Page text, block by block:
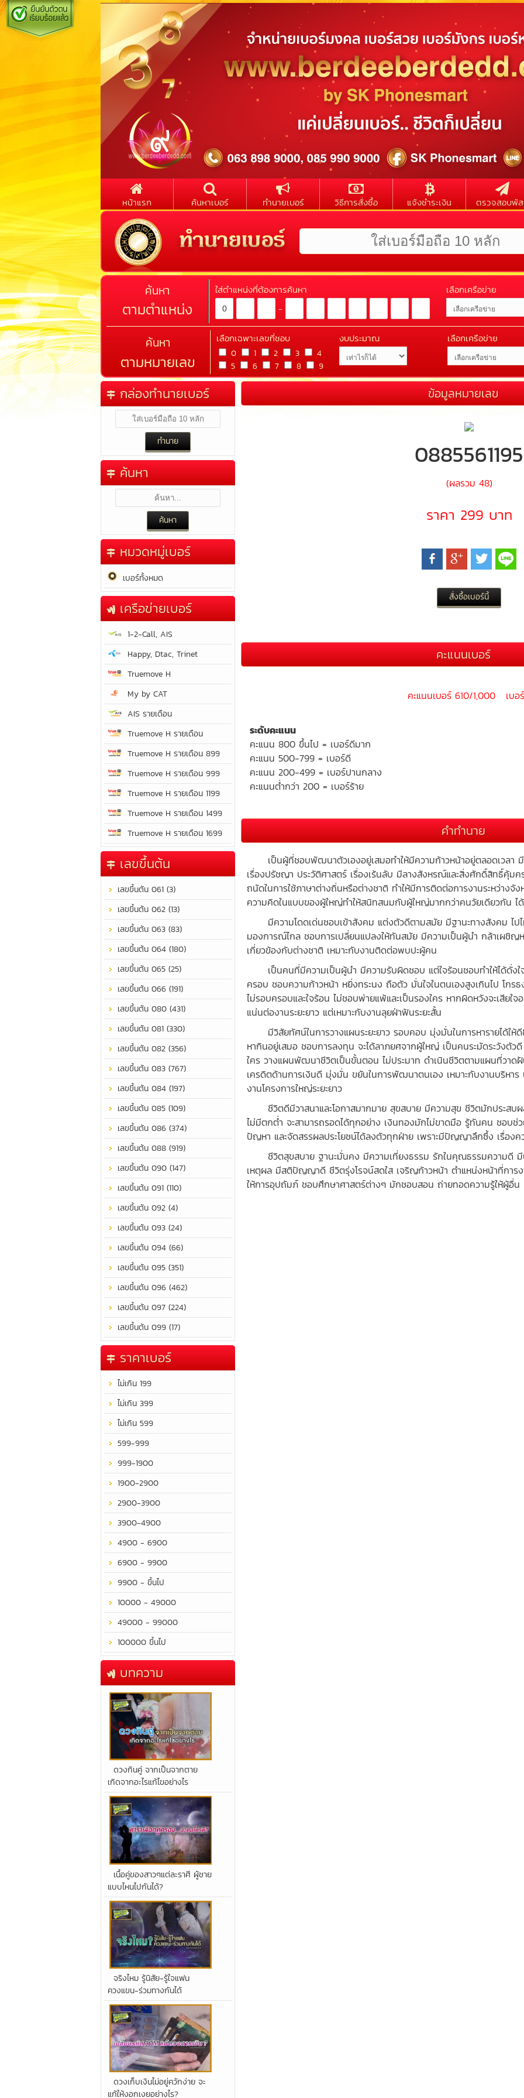
หน้าแรก ค้นหาเบอร์ ทำนายเบอร์ วิธีการสั่งซื้อ แจ้งชำระเงิน ตรวจสอบพั
ค้นหา
ตามตำแหน่ง
ใส่ตำแหน่งที่ต้องการค้นหา
-
เลือกเครือข่าย
ค้นหา
ตามหมายเลข
เลือกเฉพาะเลขที่ชอบ
0 1 2 3
4
5
6 7 8 9
งบประมาณ เลือกเครือข่าย
กล่องทำนายเบอร์
ค้นหา
หมวดหมู่เบอร์
เบอร์ทั้งหมด
เครือข่ายเบอร์
1-2-Call, AIS
Happy, Dtac, Trinet
Truemove H
My by CAT
AIS รายเดือน
Truemove H รายเดือน
Truemove H รายเดือน 899
Truemove H รายเดือน 999
Truemove H รายเดือน 1199
Truemove H รายเดือน 1499
Truemove H รายเดือน 1699
เลขขึ้นต้น
เลขขึ้นต้น 061 (3)
เลขขึ้นต้น 062 (13)
เลขขึ้นต้น 063 (83)
เลขขึ้นต้น 064 (180)
เลขขึ้นต้น 065 (25)
เลขขึ้นต้น 066 (191)
เลขขึ้นต้น 080 (431)
เลขขึ้นต้น 081 (330)
เลขขึ้นต้น 082 (356)
เลขขึ้นต้น 083 (767)
เลขขึ้นต้น 084 (197)
เลขขึ้นต้น 085 (109)
เลขขึ้นต้น 086 (374)
เลขขึ้นต้น 088 (919)
เลขขึ้นต้น 090 (147)
เลขขึ้นต้น 091 (110)
เลขขึ้นต้น 092 (4)
เลขขึ้นต้น 093 (24)
เลขขึ้นต้น 094 (66)
เลขขึ้นต้น 095 (351)
เลขขึ้นต้น 096 (462)
เลขขึ้นต้น 097 (224)
เลขขึ้นต้น 099 (17)
ราคาเบอร์
ไม่เกิน 199
ไม่เกิน 399
ไม่เกิน 599
599-999
999-1900
1900-2900
2900-3900
3900-4900
4900 - 6900
6900 - 9900
9900 - ขึ้นไป
10000 - 49000
49000 - 99000
100000 ขึ้นไป
บทความ
​ดวงกินคู่ จากเป็นจากตาย
เกิดจากอะไรแก้ไขอย่างไร
เนื้อคู่ของสาวๆแต่ละราศี ผู้ชาย
แบบไหนไปกันได้?
จริงไหม รู้นิสัย-รู้ใจแฟน
ควงแขน-ร่วมทางกันได้
ดวงเก็บเงินไม่อยู่ควักง่าย จะ
แก้ให้งอกเงยอย่างไร?
ข้อมูลหมายเลข
0885561195
(ผลรวม 48)
ราคา 299 บาท
คะแนนเบอร์
คะแนนเบอร์ 610/1,000 เบอ
ระดับคะแนน
คะแนน 800 ขึ้นไป = เบอร์ดีมาก
คะแนน 500-799 = เบอร์ดี
คะแนน 200-499 = เบอร์ปานกลาง
คะแนนต่ำกว่า 200 = เบอร์ร้าย
คำทำนาย
เป็นผู้ที่ชอบพัฒนาตัวเองอยู่เสมอทำให้มีความก้าวหน้าอยู่ตลอดเวลา
เรื่องปรัชญา ประวัติศาสตร์ เรื่องเร้นลับ มีลางสังหรณ์และสิ่งศักดิ์สิทธิ์คุ้ม
ถนัดในการใช้ภาษาต่างถิ่นหรือต่างชาติ ทำให้มีการติดต่อการงานระหว่าง
ความคิดในแบบของผู้ใหญ่ทำให้สนิทสนมกับผู้ใหญ่มากกว่าคนวัยเดียวกัน ไ
มีความโดดเด่นชอบเข้าสังคม แต่งตัวดีตามสมัย มีฐานะทางสังคม ไป
มองการณ์ไกล ชอบการเปลี่ยนแปลงให้ทันสมัย มีความเป็นผู้นำ กล้าเผ
เกี่ยวข้องกับต่างชาติ เหมาะกับงานติดต่อพบปะผู้คน
เป็นคนที่มีความเป็นผู้นำ มีความรับผิดชอบ แต่ใจร้อนชอบทำให้ได้ดั่งใจ
ครอบ ชอบความก้าวหน้า หยิ่งทระนง ถือตัว มั่นใจในตนเองสูงเกินไป โกรธ
ไม่รอบครอบและใจร้อน ไม่ชอบพ่ายแพ้และเป็นรองใคร หากผิดหวังจะเสียใ
แน่นต่องานระยะยาว แต่เหมาะกับงานลุยฝ่าฟันระยะสั้น
มีวิสัยทัศน์ในการวางแผนระยะยาว รอบคอบ มุ่งมั่นในการหารายได้ให้
หากินอยู่เสมอ ชอบการลงทุน จะได้ลาภยศจากผู้ใหญ่ เป็นคนระมัดระวังตั
ใคร วางแผนพัฒนาชีวิตเป็นขั้นตอน ไม่ประมาท ดำเนินชีวิตตามแผนที่วา
เครดิตด้านการเงินดี มุ่งมั่น ขยันในการพัฒนาตนเอง เหมาะกับงานบริหา
งานโครงการใหญ่ระยะยาว
ชีวิตดีมีวาสนาและโอกาสมากมาย สุขสบาย มีความสุข ชีวิตมักประสบผล
ไม่มีตกต่ำ จะสามารถรอดได้ทุกอย่าง เงินทองมักไม่ขาดมือ รู้ทันคน ชอบช่
ปัญหา และจัดสรรผลประโยชน์ได้ลงตัวทุกฝ่าย เพราะมีปัญญาลึกซึ้ง เรื่อง
ชีวิตสุขสบาย ฐานะมั่นคง มีความเที่ยงธรรม รักในคุณธรรมความดี มี
เหตุผล มีสติปัญญาดี ชีวิตรุ่งโรจน์สดใส เจริญก้าวหน้า ตำแหน่งหน้าที่การ
ให้การอุปถัมภ์ ชอบศึกษาศาสตร์ต่างๆ มักชอบสอน ถ่ายทอดความรู้ให้ผู้อื่